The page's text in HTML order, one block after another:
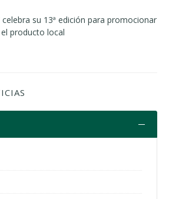
su 13ª edición para promocionar
producto local